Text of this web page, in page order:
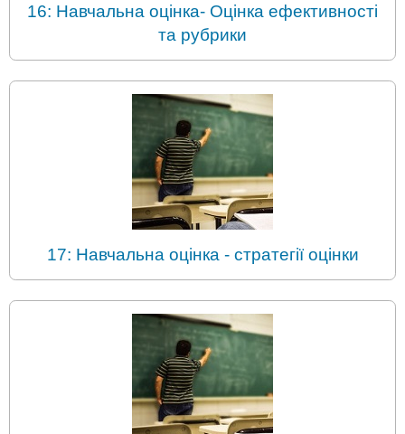
16: Навчальна оцінка- Оцінка ефективності
та рубрики
17: Навчальна оцінка - стратегії оцінки